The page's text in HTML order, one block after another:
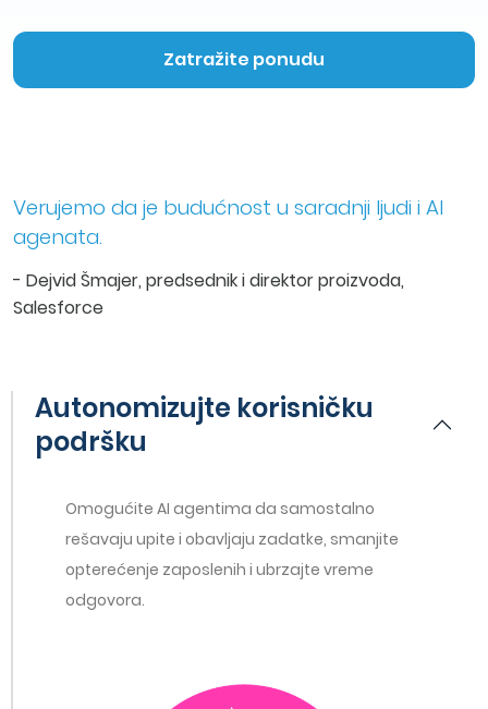
Zatražite ponudu
Verujemo da je budućnost u saradnji ljudi i AI
agenata.
- Dejvid Šmajer, predsednik i direktor proizvoda,
Salesforce
Autonomizujte korisničku
podršku
Omogućite AI agentima da samostalno
rešavaju upite i obavljaju zadatke, smanjite
opterećenje zaposlenih i ubrzajte vreme
odgovora.